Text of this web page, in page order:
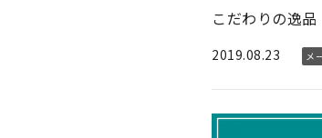
こだわりの逸
2019.08.23 メ